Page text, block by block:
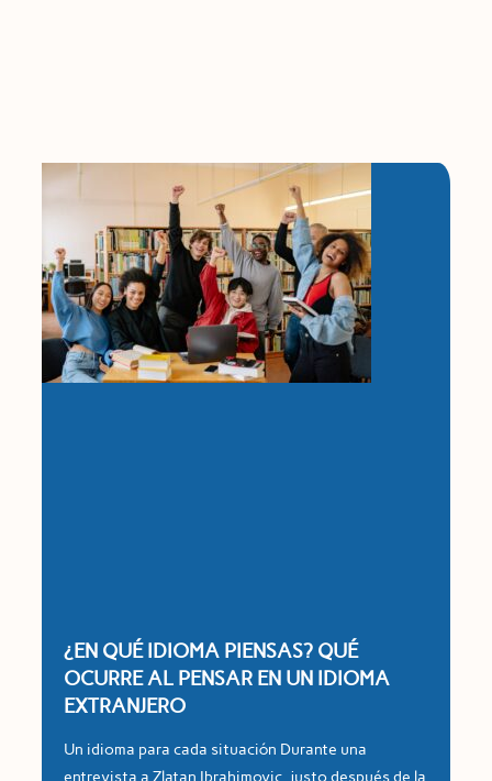
¿EN QUÉ IDIOMA PIENSAS? QUÉ
OCURRE AL PENSAR EN UN IDIOMA
EXTRANJERO
Un idioma para cada situación Durante una
entrevista a Zlatan Ibrahimovic, justo después de la